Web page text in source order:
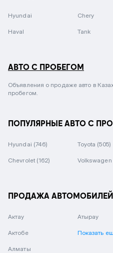
Hyundai Chery
Haval Tank
АВТО С ПРОБЕГОМ
Объявления о продаже авто в
пробегом.
ПОПУЛЯРНЫЕ АВТО С
Hyundai (746) Toyota (505)
Chevrolet (162) Volkswagen
ПРОДАЖА АВТОМОБИЛЕЙ
Актау
Актобе
Алматы
Атырау
Показать